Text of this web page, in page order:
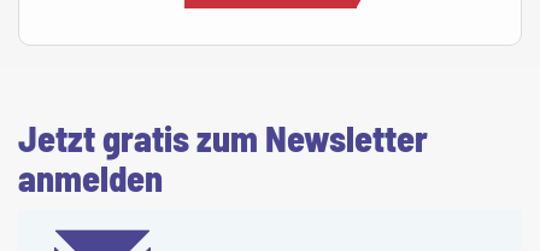
Jetzt gratis zum Newsletter
anmelden